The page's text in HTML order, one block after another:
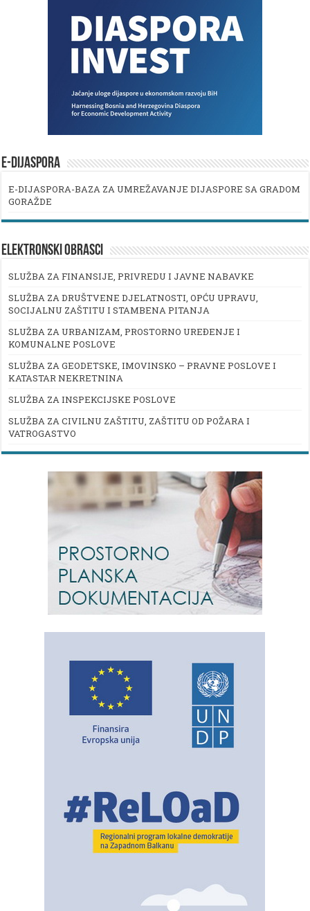
E-DIJASPORA
E-DIJASPORA-BAZA ZA UMREŽAVANJE DIJASPORE SA GRADOM
GORAŽDE
ELEKTRONSKI OBRASCI
SLUŽBA ZA FINANSIJE, PRIVREDU I JAVNE NABAVKE
SLUŽBA ZA DRUŠTVENE DJELATNOSTI, OPĆU UPRAVU,
SOCIJALNU ZAŠTITU I STAMBENA PITANJA
SLUŽBA ZA URBANIZAM, PROSTORNO UREĐENJE I
KOMUNALNE POSLOVE
SLUŽBA ZA GEODETSKE, IMOVINSKO – PRAVNE POSLOVE I
KATASTAR NEKRETNINA
SLUŽBA ZA INSPEKCIJSKE POSLOVE
SLUŽBA ZA CIVILNU ZAŠTITU, ZAŠTITU OD POŽARA I
VATROGASTVO